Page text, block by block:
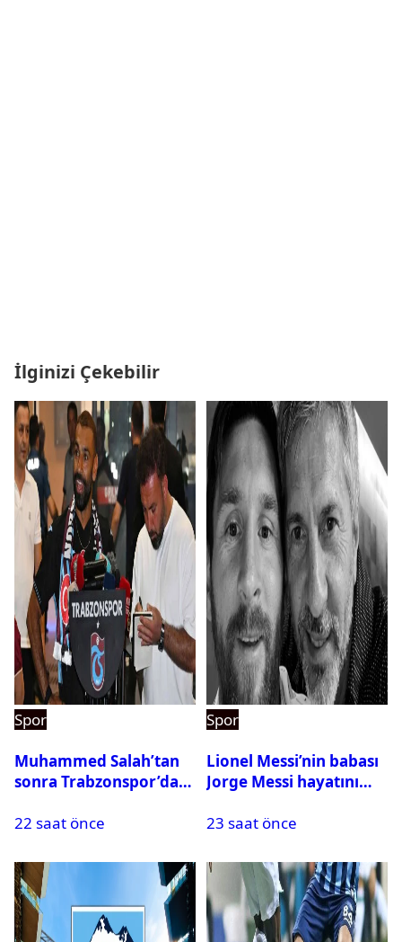
İlginizi Çekebilir
Spor
Muhammed Salah’tan
sonra Trabzonspor’dan
22 saat önce
Spor
Lionel Messi’nin babası
Jorge Messi hayatını
23 saat önce